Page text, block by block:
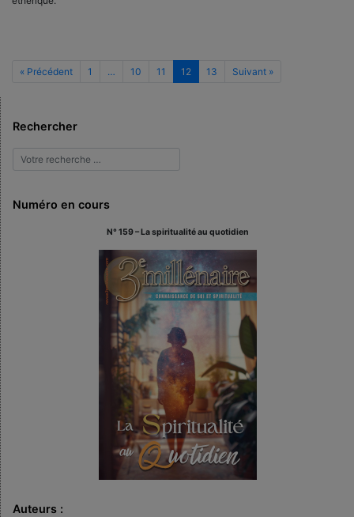
« Précédent 1 … 10 11 12 13 Suivant »
Rechercher
Numéro en cours
N° 159 – La spiritualité au quotidien
Auteurs :